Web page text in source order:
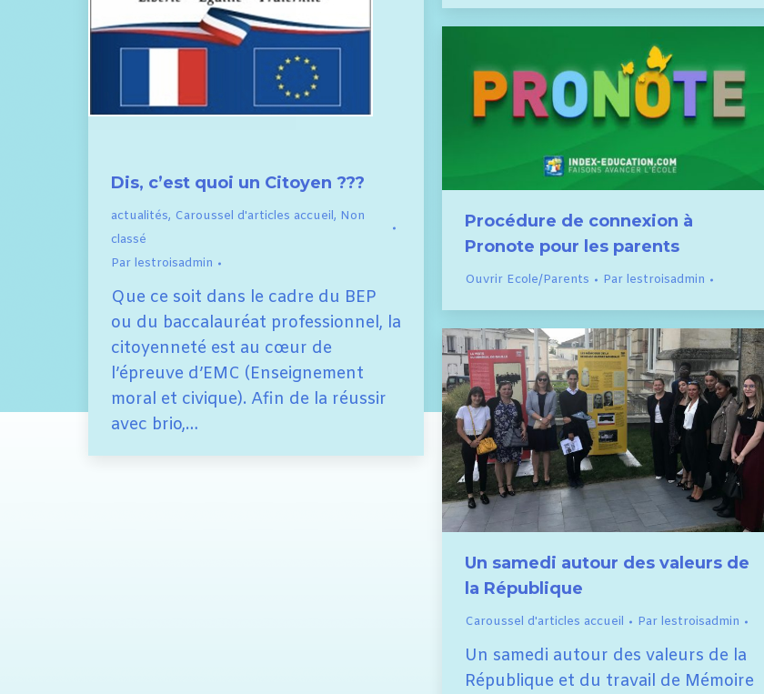
Dis, c’est quoi un Citoyen ???
actualités, Caroussel d'articles accueil, Non
classé
Par lestroisadmin
Que ce soit dans le cadre du BEP
ou du baccalauréat professionnel, la
citoyenneté est au cœur de
l’épreuve d’EMC (Enseignement
moral et civique). Afin de la réussir
avec brio,…
Procédure de connexion à
Pronote pour les parents
Ouvrir Ecole/Parents Par lestroisadmin
Un samedi autour des valeurs de
la République
Caroussel d'articles accueil Par lestroisadmin
Un samedi autour des valeurs de la
République et du travail de Mémoire